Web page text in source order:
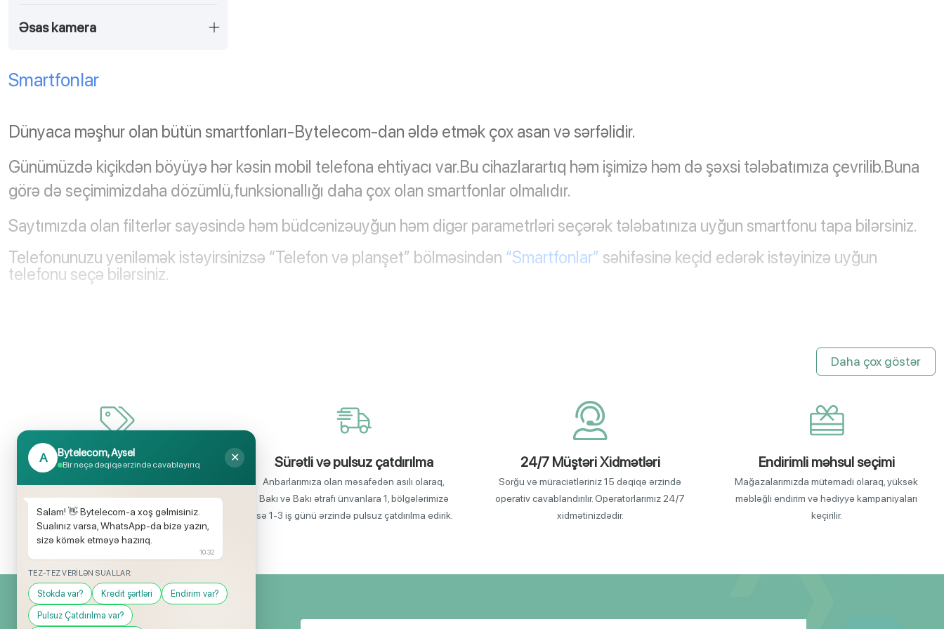
Əsas kamera
Smartfonlar
Dünyaca məşhur olan bütün smartfonları-Bytelecom-dan əldə etmək çox asan və sərfəlidir.
Günümüzdə kiçikdən böyüyə hər kəsin mobil telefona ehtiyacı var.Bu cihazlarartıq həm işimizə həm də şəxsi tələbatımıza çevrilib.Buna
görə də seçimimizdaha dözümlü,funksionallığı daha çox olan smartfonlar olmalıdır.
Saytımızda olan filterlər sayəsində həm büdcənizəuyğun həm digər parametrləri seçərək tələbatınıza uyğun smartfonu tapa bilərsiniz.
Telefonunuzu yeniləmək istəyirsinizsə “Telefon və planşet” bölməsindən “Smartfonlar” səhifəsinə keçid edərək istəyinizə uyğun
telefonu seçə bilərsiniz.
Daha çox göstər
İnanılmaz uyğun qiymətlər
idxalçısı olaraq satış qiymətlərinin aşağı
olmasını rahatlıqla təmin edə bilirik.
Sürətli və pulsuz çatdırılma
Anbarlarımıza olan məsafədən asılı olaraq,
Bakı və Bakı ətrafı ünvanlara 1, bölgələrimizə
isə 1-3 iş günü ərzində pulsuz çatdırılma edirik.
24/7 Müştəri Xidmətləri
Sorğu və müraciətləriniz 15 dəqiqə ərzində
operativ cavablandırılır. Operatorlarımız 24/7
xidmətinizdədir.
Endirimli məhsul seçimi
Mağazalarımızda mütəmadi olaraq, yüksək
məbləğli endirim və hədiyyə kampaniyaları
keçirilir.
A Bytelecom, Aysel
Bir neçə dəqiqə ərzində cavablayırıq
✕
Salam! 👋 Bytelecom-a xoş gəlmisiniz.
Sualınız varsa, WhatsApp-da bizə yazın,
sizə kömək etməyə hazırıq.
10:32
TEZ-TEZ VERILƏN SUALLAR:
Stokda var? Kredit şərtləri Endirim var?
Pulsuz Çatdırılma var?